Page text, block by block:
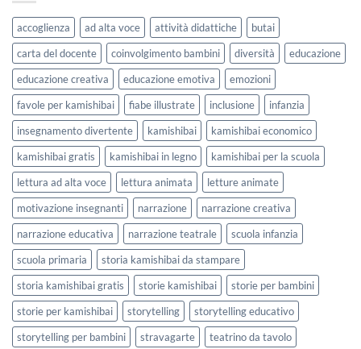
Settembre
2026
lavorare
sull’accoglienza
a
scuola
accoglienza ad alta voce attività didattiche
butai
carta del docente
coinvolgimento bambini diversità
educazione
educazione creativa
educazione emotiva
emozioni
favole per kamishibai
fiabe illustrate inclusione
infanzia
insegnamento divertente
kamishibai
kamishibai economico
kamishibai gratis
kamishibai in legno
kamishibai per la scuola
lettura ad alta voce
lettura animata
letture animate
motivazione insegnanti
narrazione
narrazione creativa
narrazione educativa
narrazione teatrale
scuola infanzia
scuola primaria
storia kamishibai da stampare
storia kamishibai gratis
storie kamishibai
storie per bambini
storie per kamishibai
storytelling
storytelling educativo
storytelling per bambini
stravagarte
teatrino da tavolo